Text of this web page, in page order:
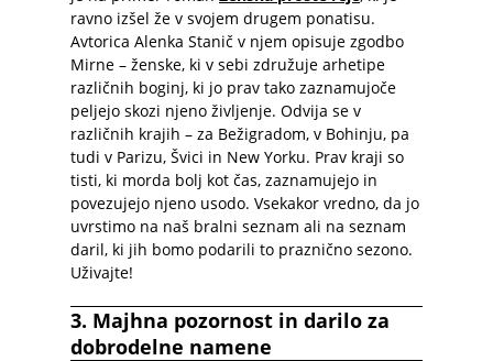
ravno izšel že v svojem drugem ponatisu.
Avtorica Alenka Stanič v njem opisuje zgodbo
Mirne – ženske, ki v sebi združuje arhetipe
različnih boginj, ki jo prav tako zaznamujoče
peljejo skozi njeno življenje. Odvija se v
različnih krajih – za Bežigradom, v Bohinju, pa
tudi v Parizu, Švici in New Yorku. Prav kraji so
tisti, ki morda bolj kot čas, zaznamujejo in
povezujejo njeno usodo. Vsekakor vredno, da jo
uvrstimo na naš bralni seznam ali na seznam
daril, ki jih bomo podarili to praznično sezono.
Uživajte!
3. Majhna pozornost in darilo za
dobrodelne namene